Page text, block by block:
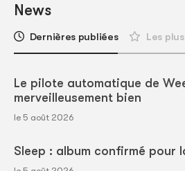
News
Dernières publiées Les
Le pilote automatique de
merveilleusement bien
le 5 août 2026
Sleep : album confirmé pour